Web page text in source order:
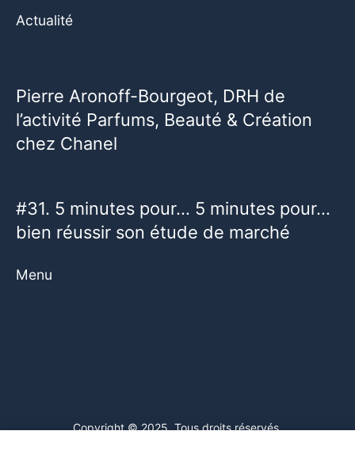
Actualité
Pierre Aronoff-Bourgeot, DRH de
l’activité Parfums, Beauté & Création
chez Chanel
#31. 5 minutes pour… 5 minutes pour…
bien réussir son étude de marché
Menu
Copyright © 2025. Tous droits réservés.